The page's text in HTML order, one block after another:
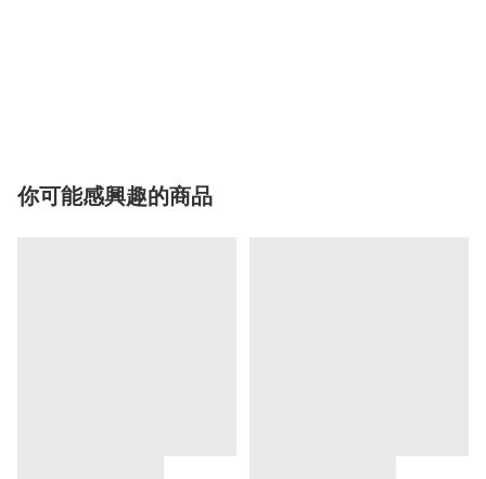
你可能感興趣的商品